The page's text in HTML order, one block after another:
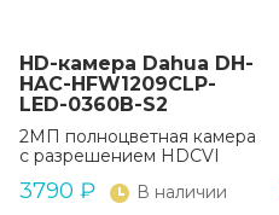
HD-камера Dahua DH-
HAC-HFW1209CLP-
LED-0360B-S2
2МП полноцветная камера
с разрешением HDCVI
3790 ₽ В наличии